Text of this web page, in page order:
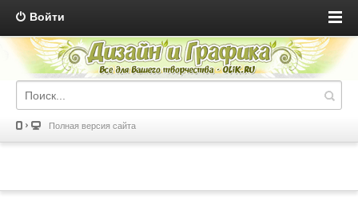
Войти
Полная версия сайта